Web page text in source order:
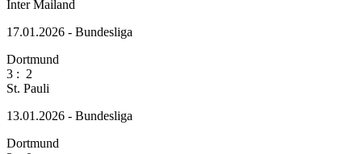
Inter Mailand
17.01.2026 - Bundesliga
Dortmund
3 : 2
St. Pauli
13.01.2026 - Bundesliga
Dortmund